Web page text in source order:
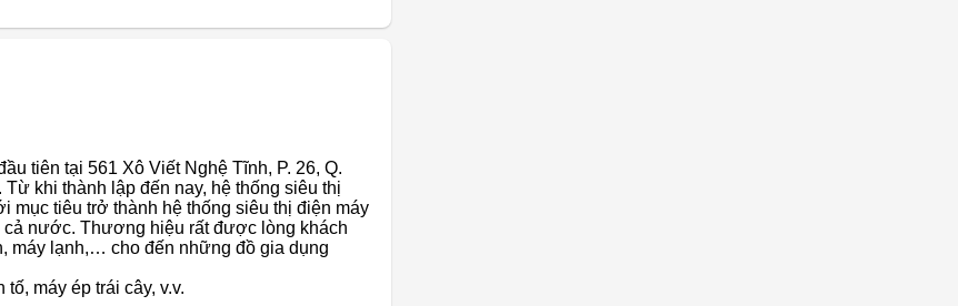
tiên tại 561 Xô Viết Nghệ Tĩnh, P. 26, Q.
khi thành lập đến nay, hệ thống siêu thị
mục tiêu trở thành hệ thống siêu thị điện máy
nước. Thương hiệu rất được lòng khách
máy lạnh,… cho đến những đồ gia dụng
máy ép trái cây, v.v.